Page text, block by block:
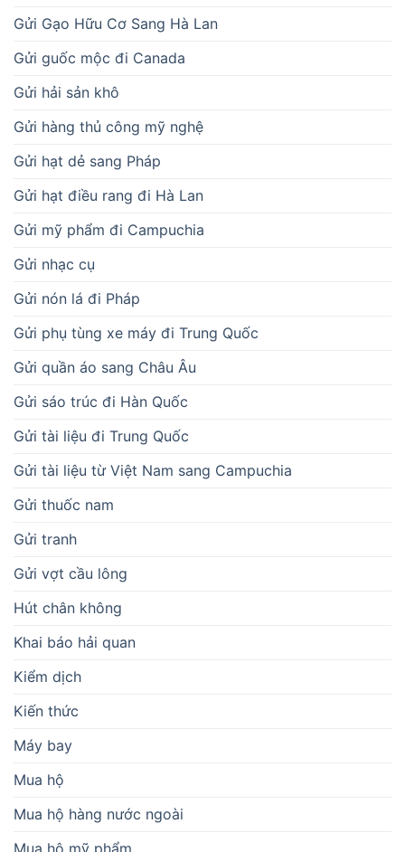
Gửi Gạo Hữu Cơ Sang Hà Lan
Gửi guốc mộc đi Canada
Gửi hải sản khô
Gửi hàng thủ công mỹ nghệ
Gửi hạt dẻ sang Pháp
Gửi hạt điều rang đi Hà Lan
Gửi mỹ phẩm đi Campuchia
Gửi nhạc cụ
Gửi nón lá đi Pháp
Gửi phụ tùng xe máy đi Trung Quốc
Gửi quần áo sang Châu Âu
Gửi sáo trúc đi Hàn Quốc
Gửi tài liệu đi Trung Quốc
Gửi tài liệu từ Việt Nam sang Campuchia
Gửi thuốc nam
Gửi tranh
Gửi vợt cầu lông
Hút chân không
Khai báo hải quan
Kiểm dịch
Kiến thức
Máy bay
Mua hộ
Mua hộ hàng nước ngoài